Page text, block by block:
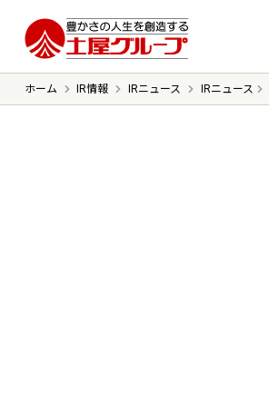
ホーム IR情報 IRニュース IRニュース